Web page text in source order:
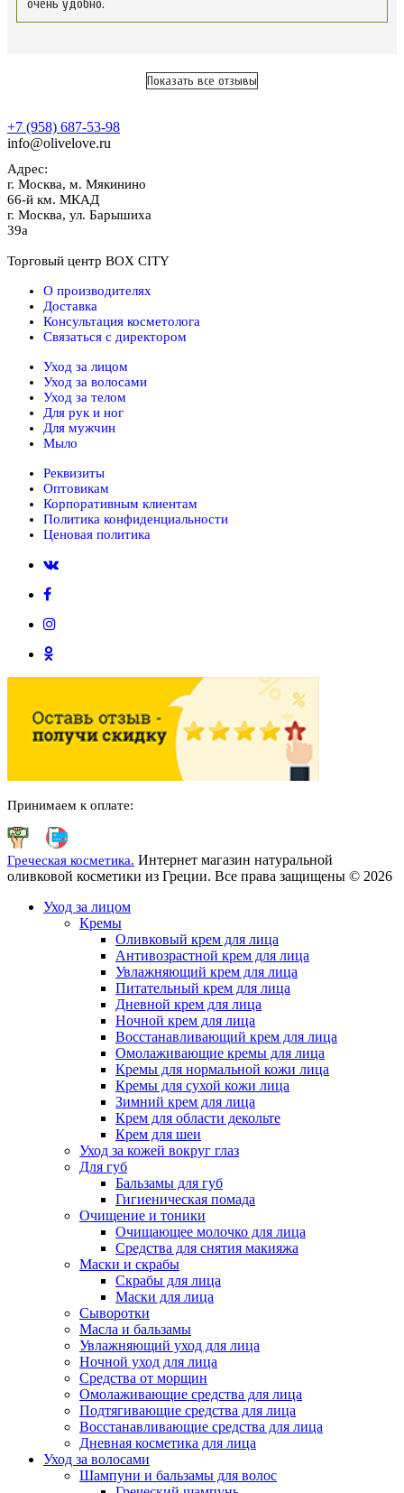
очень удобно.
Показать все отзывы
+7 (958) 687-53-98
info@olivelove.ru
Адрес:
г. Москва, м. Мякинино
66-й км. МКАД
г. Москва, ул. Барышиха
39а
Торговый центр BOX CITY
О производителях
Доставка
Консультация косметолога
Связаться с директором
Уход за лицом
Уход за волосами
Уход за телом
Для рук и ног
Для мужчин
Мыло
Реквизиты
Оптовикам
Корпоративным клиентам
Политика конфиденциальности
Ценовая политика
Принимаем к оплате:
Греческая косметика. Интернет магазин натуральной
оливковой косметики из Греции. Все права защищены © 2026
Уход за лицом
Кремы
Оливковый крем для лица
Антивозрастной крем для лица
Увлажняющий крем для лица
Питательный крем для лица
Дневной крем для лица
Ночной крем для лица
Восстанавливающий крем для лица
Омолаживающие кремы для лица
Кремы для нормальной кожи лица
Кремы для сухой кожи лица
Зимний крем для лица
Крем для области декольте
Крем для шеи
Уход за кожей вокруг глаз
Для губ
Бальзамы для губ
Гигиеническая помада
Очищение и тоники
Очищающее молочко для лица
Средства для снятия макияжа
Маски и скрабы
Скрабы для лица
Маски для лица
Сыворотки
Масла и бальзамы
Увлажняющий уход для лица
Ночной уход для лица
Средства от морщин
Омолаживающие средства для лица
Подтягивающие средства для лица
Восстанавливающие средства для лица
Дневная косметика для лица
Уход за волосами
Шампуни и бальзамы для волос